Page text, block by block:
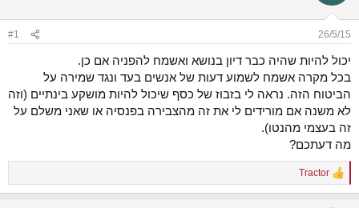
ך
26/5/15
#1
יכול להיות שהיה כבר דיון בנושא ואשמח להפניה אם כן.
בכל מקרה אשמח לשמוע דעות של אנשים בעד ונגד שמירה על
הביטוח הזה. נראה לי בזבוז של כסף שיכול להיות מושקע בינתיים (וזה
לא משנה אם מורידים לי את זה מהצבירה בפנסיה או שאני משלם על
זה בעצמי מהנטו).
מה דעתכם?
R
e
Tractor